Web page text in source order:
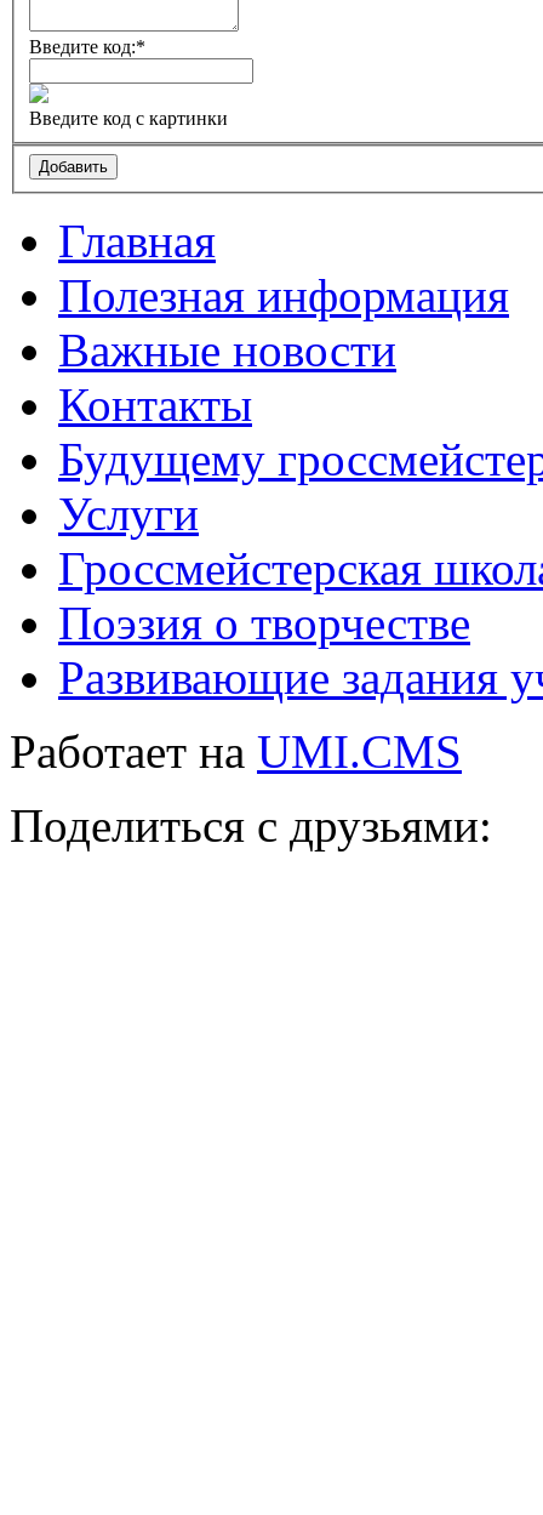
Введите код:*
Введите код с картинки
Главная
Полезная информация
Важные новости
Контакты
Будущему
Услуги
Гроссмейстерская
Поэзия о творчестве
Развивающие задания
Работает на UMI.CMS
Поделиться с друзьями: